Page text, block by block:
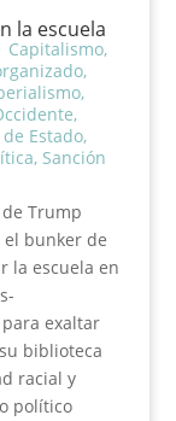
la escuela
Capitalismo,
,
,
,
Estado,
, Sanción
Trump
el bunker de
la escuela en
exaltar
biblioteca
racial y
político